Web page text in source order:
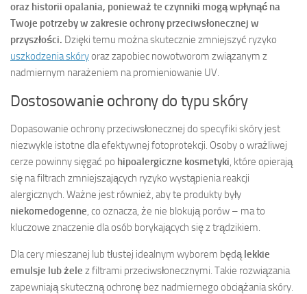
oraz historii opalania, ponieważ te czynniki mogą wpłynąć na
Twoje potrzeby w zakresie ochrony przeciwsłonecznej w
przyszłości. Dzięki temu można skutecznie zmniejszyć ryzyko
uszkodzenia skóryoraz zapobiec nowotworom związanym z
nadmiernym narażeniem na promieniowanie UV.
Dostosowanie ochrony do typu skóry
Dopasowanie ochrony przeciwsłonecznej do specyfiki skóry jest
niezwykle istotne dla efektywnej fotoprotekcji. Osoby o wrażliwej
cerze powinny sięgać po hipoalergiczne kosmetyki, które opierają
się na filtrach zmniejszających ryzyko wystąpienia reakcji
alergicznych. Ważne jest również, aby te produkty były
niekomedogenne, co oznacza, że nie blokują porów – ma to
kluczowe znaczenie dla osób borykających się z trądzikiem.
Dla cery mieszanej lub tłustej idealnym wyborem będąlekkie
emulsje lub żele z filtrami przeciwsłonecznymi. Takie rozwiązania
zapewniają skuteczną ochronę bez nadmiernego obciążania skóry.